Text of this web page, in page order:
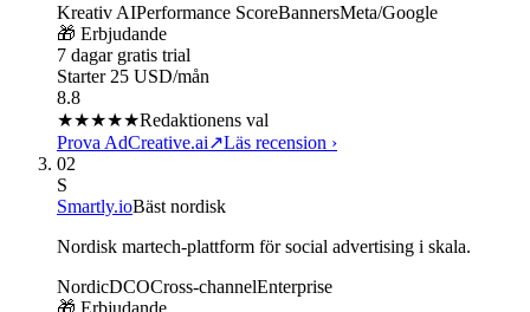
Kreativ AIPerformance ScoreBannersMeta/Google
🎁 Erbjudande
7 dagar gratis trial
Starter 25 USD/mån
8.8
★★★★★Redaktionens val
Prova AdCreative.ai↗Läs recension ›
02
S
Smartly.ioBäst nordisk
Nordisk martech-plattform för social advertising i skala.
NordicDCOCross-channelEnterprise
🎁 Erbjudande